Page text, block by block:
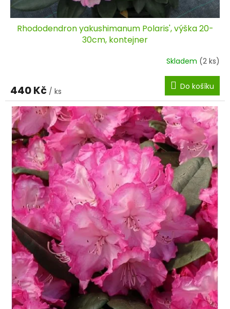
Rhododendron yakushimanum Polaris', výška 20-
30cm, kontejner
Skladem (2 ks)
440 Kč / ks Do košíku